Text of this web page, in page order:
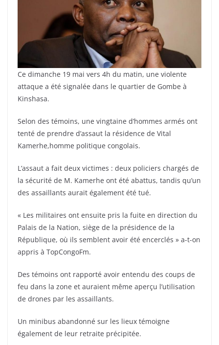
Ce dimanche 19 mai vers 4h du matin, une violente
attaque a été signalée dans le quartier de Gombe à
Kinshasa.
Selon des témoins, une vingtaine d’hommes armés ont
tenté de prendre d’assaut la résidence de Vital
Kamerhe,homme politique congolais.
L’assaut a fait deux victimes : deux policiers chargés de
la sécurité de M. Kamerhe ont été abattus, tandis qu’un
des assaillants aurait également été tué.
« Les militaires ont ensuite pris la fuite en direction du
Palais de la Nation, siège de la présidence de la
République, où ils semblent avoir été encerclés » a-t-on
appris à TopCongoFm.
Des témoins ont rapporté avoir entendu des coups de
feu dans la zone et auraient même aperçu l’utilisation
de drones par les assaillants.
Un minibus abandonné sur les lieux témoigne
également de leur retraite précipitée.